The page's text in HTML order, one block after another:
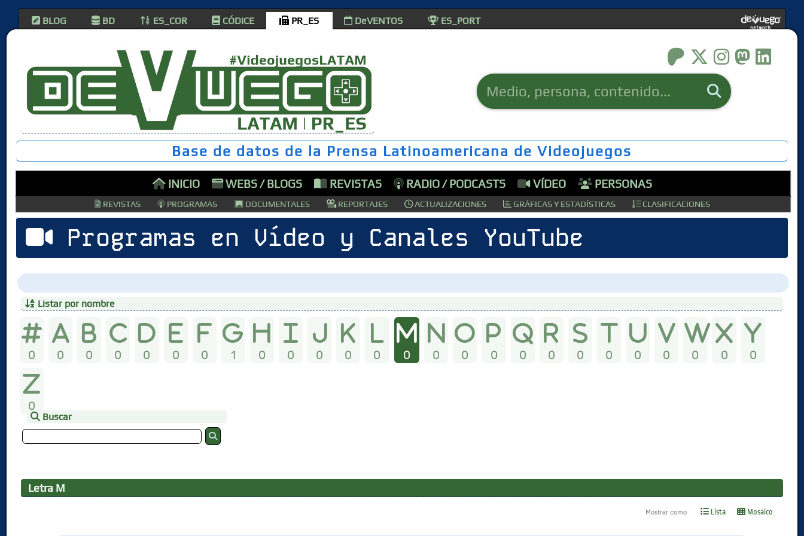
BLOG BD ES_COR CÓDICE PR_ES DeVENTOS ES_PORT
Base de datos de la Prensa Latinoamericana de Videojuegos
INICIO WEBS / BLOGS REVISTAS RADIO / PODCASTS VÍDEO PERSONAS
REVISTAS PROGRAMAS DOCUMENTALES REPORTAJES ACTUALIZACIONES GRÁFICAS Y ESTADÍSTICAS CLASIFICACIONES
Programas en Vídeo y Canales YouTube
Listar por nombre
0 0 0 0 0 0 0 1 0 0 0 0 0 0 0 0 0 0 0 0 0 0 0 0 0 0
0
Buscar
Letra M
Mostrar como Lista Mosaico